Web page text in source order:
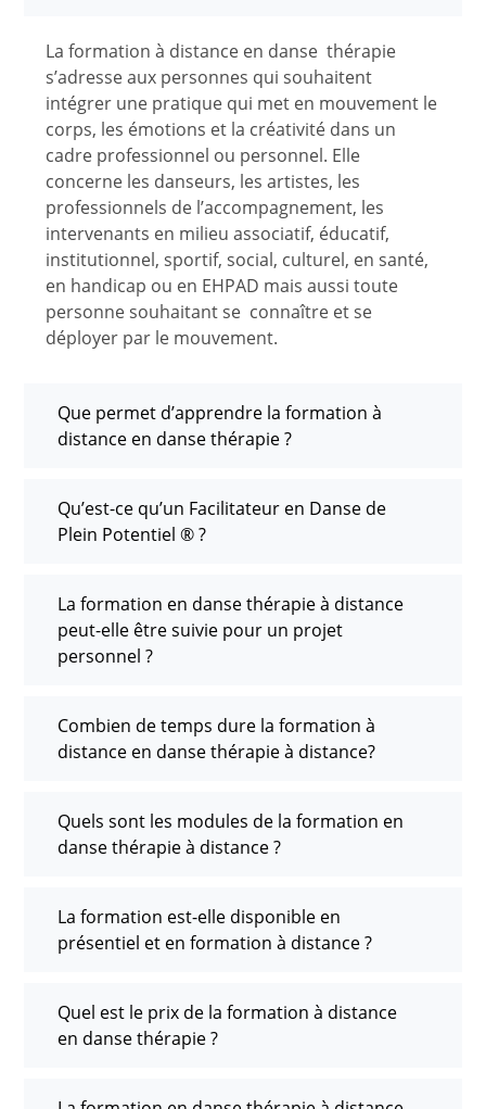
La formation à distance en danse thérapie
s’adresse aux personnes qui souhaitent
intégrer une pratique qui met en mouvement le
corps, les émotions et la créativité dans un
cadre professionnel ou personnel. Elle
concerne les danseurs, les artistes, les
professionnels de l’accompagnement, les
intervenants en milieu associatif, éducatif,
institutionnel, sportif, social, culturel, en santé,
en handicap ou en EHPAD mais aussi toute
personne souhaitant se connaître et se
déployer par le mouvement.
Que permet d’apprendre la formation à
distance en danse thérapie ?
Qu’est-ce qu’un Facilitateur en Danse de
Plein Potentiel ® ?
La formation en danse thérapie à distance
peut-elle être suivie pour un projet
personnel ?
Combien de temps dure la formation à
distance en danse thérapie à distance?
Quels sont les modules de la formation en
danse thérapie à distance ?
La formation est-elle disponible en
présentiel et en formation à distance ?
Quel est le prix de la formation à distance
en danse thérapie ?